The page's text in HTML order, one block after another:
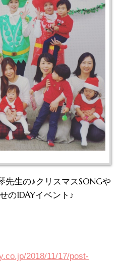
先生の♪クリスマスSONGや
の1DAYイベント♪
2018/11/17/post-